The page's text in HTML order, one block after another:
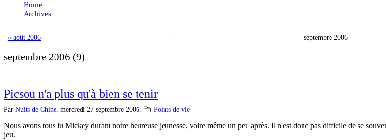
Home
Archives
« août 2006 - septembre 2006
septembre 2006 (9)
Picsou n'a plus qu'à bien se tenir
Par Nuits de Chine, mercredi 27 septembre 2006. Points de vie
Nous avons tous lu Mickey durant notre heureuse jeunesse, voire même un peu après. Il n'est donc pas difficile de se
jeu.